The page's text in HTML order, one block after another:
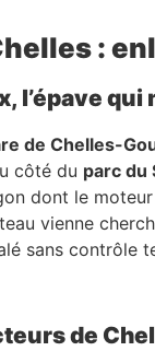
:
l’épave
de Chelles-
côté du parc du
dont le
vienne
sans contrôle
de